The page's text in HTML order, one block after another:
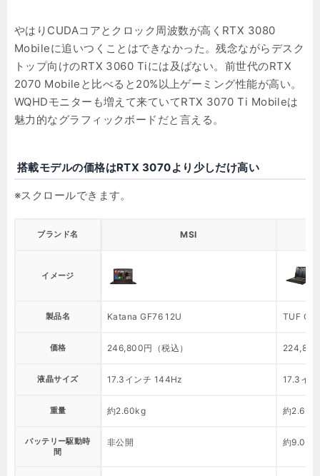
やはりCUDAコアとクロック周波数が高くRTX 3080
Mobileに追いつくことはできなかった。残念ながらデスク
トップ向けのRTX 3060 Tiには及ばない。前世代のRTX
2070 Mobileと比べると20%以上ゲーミング性能が高い。
WQHDモニターも増えて来ていてRTX 3070 Ti Mobileは
魅力的なグラフィックボードだと言える。
搭載モデルの価格はRTX 3070より少しだけ高い
ブランド名 MSI
イメージ
製品名 Katana GF76 12U TUF
価格 246,800円（税込） 224,800
液晶サイズ 17.3インチ 144Hz 17.3イ
重量 約2.60kg 約
バッテリー駆動時
間
非公開 約9.0時